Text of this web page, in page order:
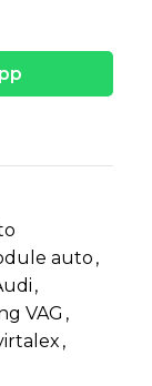
auto ,
,
VAG ,
,